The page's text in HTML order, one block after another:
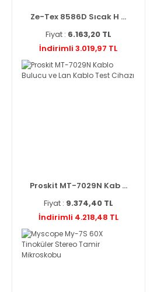
Ze-Tex 8586D Sıcak H ...
Fiyat : 6.163,20 TL
İndirimli 3.019,97 TL
Proskit MT-7029N Kab ...
Fiyat : 9.374,40 TL
İndirimli 4.218,48 TL